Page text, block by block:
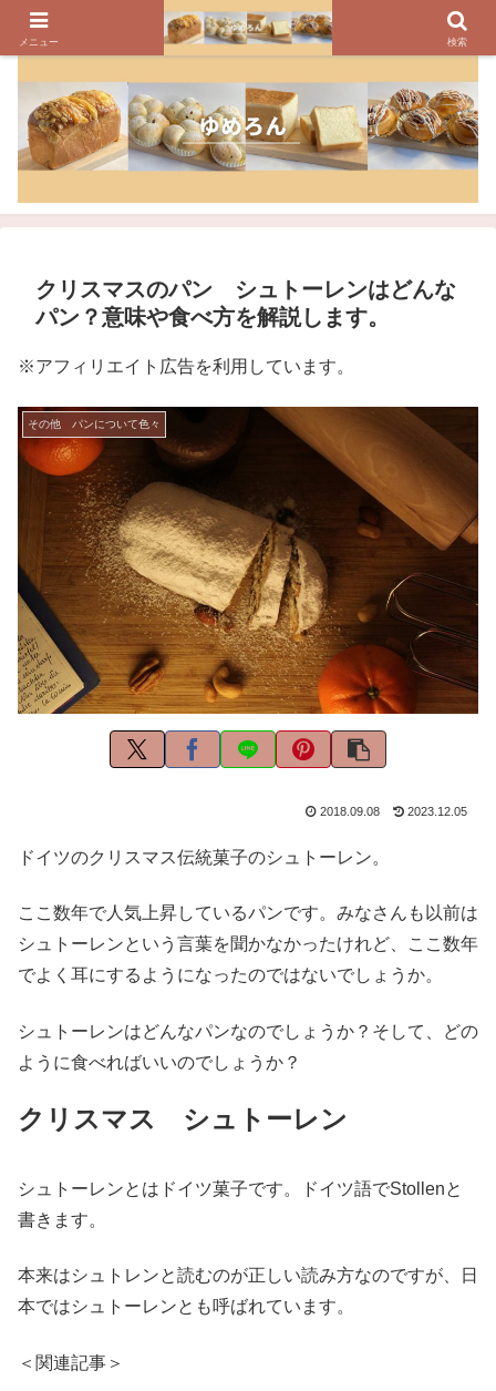
パンのレシピ、パン作りの疑問や美味しく焼けるコツを紹介しています
クリスマスのパン シュトーレンはどんな
パン？意味や食べ方を解説します。
※アフィリエイト広告を利用しています。
その他 パンについて色々
2018.09.08 2023.12.05
ドイツのクリスマス伝統菓子のシュトーレン。
ここ数年で人気上昇しているパンです。みなさんも以前は
シュトーレンという言葉を聞かなかったけれど、ここ数年
でよく耳にするようになったのではないでしょうか。
シュトーレンはどんなパンなのでしょうか？そして、どの
ように食べればいいのでしょうか？
クリスマス シュトーレン
シュトーレンとはドイツ菓子です。ドイツ語でStollenと
書きます。
本来はシュトレンと読むのが正しい読み方なのですが、日
本ではシュトーレンとも呼ばれています。
＜関連記事＞
メニュー 検索